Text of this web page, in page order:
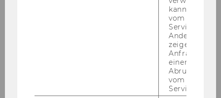
Coronavirus – die
Home Schooling für
Flüchtlingskinder –
Routine & Unterstützung
kann, um
vom AMP-
Service
Andere
zeigen Opt-
Anfrage im
einen Fehler
Abrufen
vom AMP
Service an.